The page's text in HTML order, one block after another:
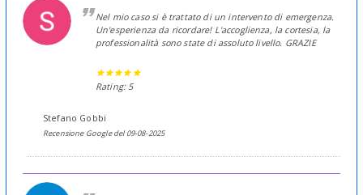
Nel mio caso si è trattato di un intervento di emergenza.
Un'esperienza da ricordare! L'accoglienza, la cortesia, la
professionalità sono state di assoluto livello. GRAZIE
Rating: 5
Stefano Gobbi
Recensione Google del 09-08-2025